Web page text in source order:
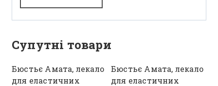
Супутні товари
Бюстьє Амата, лекало
для еластичних
Бюстьє Амата, лекало
для еластичних